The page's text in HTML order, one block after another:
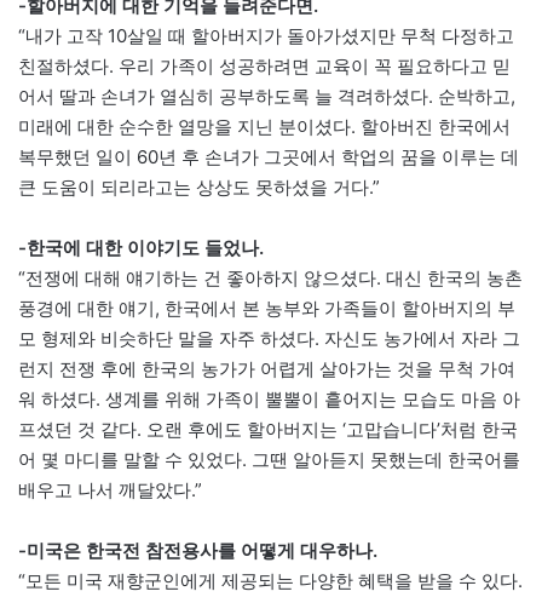
-할아버지에 대한 기억을 들려준다면.
“내가 고작 10살일 때 할아버지가 돌아가셨지만 무척 다정하고
친절하셨다. 우리 가족이 성공하려면 교육이 꼭 필요하다고 믿
어서 딸과 손녀가 열심히 공부하도록 늘 격려하셨다. 순박하고,
미래에 대한 순수한 열망을 지닌 분이셨다. 할아버진 한국에서
복무했던 일이 60년 후 손녀가 그곳에서 학업의 꿈을 이루는 데
큰 도움이 되리라고는 상상도 못하셨을 거다.”
-한국에 대한 이야기도 들었나.
“전쟁에 대해 얘기하는 건 좋아하지 않으셨다. 대신 한국의 농촌
풍경에 대한 얘기, 한국에서 본 농부와 가족들이 할아버지의 부
모 형제와 비슷하단 말을 자주 하셨다. 자신도 농가에서 자라 그
런지 전쟁 후에 한국의 농가가 어렵게 살아가는 것을 무척 가여
워 하셨다. 생계를 위해 가족이 뿔뿔이 흩어지는 모습도 마음 아
프셨던 것 같다. 오랜 후에도 할아버지는 ‘고맙습니다’처럼 한국
어 몇 마디를 말할 수 있었다. 그땐 알아듣지 못했는데 한국어를
배우고 나서 깨달았다.”
-미국은 한국전 참전용사를 어떻게 대우하나.
“모든 미국 재향군인에게 제공되는 다양한 혜택을 받을 수 있다.